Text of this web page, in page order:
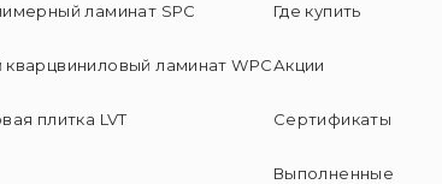
ламинат SPC
ламинат WPC
плитка LVT
Где купить
Акции
Сертификаты
Выполненные